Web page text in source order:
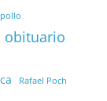
obituario
Rafael Poch